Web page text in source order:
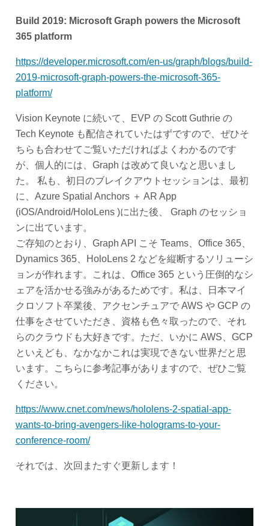
Build 2019: Microsoft Graph powers the Microsoft
365 platform
https://developer.microsoft.com/en-us/graph/blogs/build-
2019-microsoft-graph-powers-the-microsoft-365-
platform/
Vision Keynote に続いて、EVP の Scott Guthrie の
Tech Keynote も配信されていたはずですので、ぜひそ
ちらも合わせてご覧いただければよくわかるのです
が、個人的には、Graph は改めて良いなと思いまし
た。 私も、初日のブレイクアウトセッションは、最初
に、Azure Spatial Anchors ＋ AR App
(iOS/Android/HoloLens )に出た後、 Graph のセッショ
ンに出ています。
ご存知のとおり、Graph API こそ Teams、Office 365、
Dynamics 365、HoloLens 2 などを縦断するソリューシ
ョンが作れます。これは、Office 365 という圧倒的なシ
ェアを活かせる強みがあるためです。私は、日本マイ
クロソフト卒業後、アクセンチュアで AWS や GCP の
仕事をさせていただき、資格も色々取ったので、それ
らのクラウドも大好きです。ただ、いかに AWS、GCP
といえども、なかなかこれは実現できない世界だと思
います。こちらに参考記事がありますので、ぜひご覧
ください。
https://www.cnet.com/news/hololens-2-spatial-app-
wants-to-bring-avengers-like-holograms-to-your-
conference-room/
それでは、次回またすぐ更新します！